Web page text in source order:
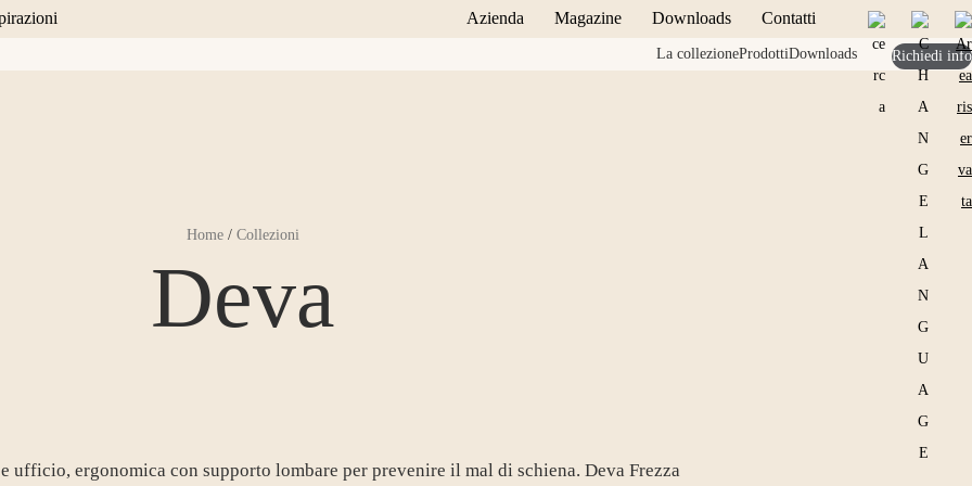
Azienda Magazine Downloads Contatti
La collezioneProdottiDownloads Richiedi info
Home / Collezioni
Deva